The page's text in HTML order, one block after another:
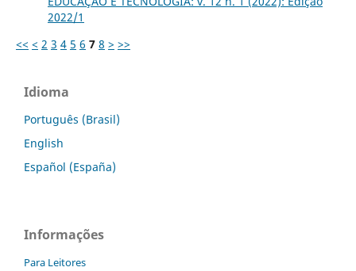
2022/1
<< < 2 3 4 5 6 7 8 > >>
Idioma
Português (Brasil)
English
Español (España)
Informações
Para Leitores